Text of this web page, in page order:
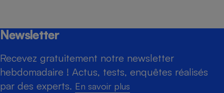
Newsletter
Recevez gratuitement notre newsletter
hebdomadaire ! Actus, tests, enquêtes réalisés
par des experts. En savoir plus